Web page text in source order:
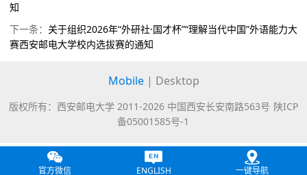
知
下一条： 关于组织2026年“外研社·国才杯”“理解当代中国”外语能力大
赛西安邮电大学校内选拔赛的通知
Mobile | Desktop
版权所有：西安邮电大学 2011-2026 中国西安长安南路563号 陕ICP
备05001585号-1
官方微信 ENGLISH 一键导航